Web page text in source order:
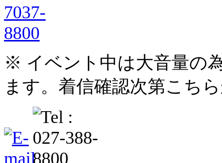
※ イベント中は大音量の
ます。着信確認次第こち